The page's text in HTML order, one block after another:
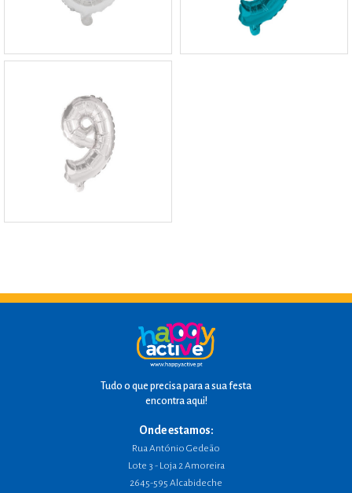
Tudo o que precisa para a sua festa
encontra aqui!
Onde estamos:
Rua António Gedeão
Lote 3 - Loja 2 Amoreira
2645-595 Alcabideche